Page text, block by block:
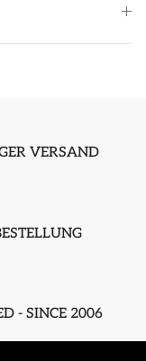
VERSAND
- SINCE 2006